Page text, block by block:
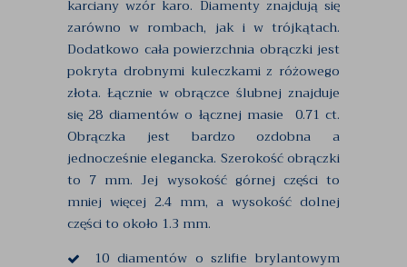
karciany wzór karo. Diamenty znajdują się
zarówno w rombach, jak i w trójkątach.
Dodatkowo cała powierzchnia obrączki jest
pokryta drobnymi kuleczkami z różowego
złota. Łącznie w obrączce ślubnej znajduje
się 28 diamentów o łącznej masie 0.71 ct.
Obrączka jest bardzo ozdobna a
jednocześnie elegancka. Szerokość obrączki
to 7 mm. Jej wysokość górnej części to
mniej więcej 2.4 mm, a wysokość dolnej
części to około 1.3 mm.
10 diamentów o szlifie brylantowym